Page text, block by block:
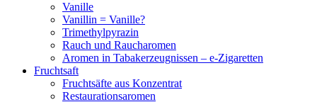
Vanille
Vanillin = Vanille?
Trimethylpyrazin
Rauch und Raucharomen
Aromen in Tabakerzeugnissen – e-Zigaretten
Fruchtsaft
Fruchtsäfte aus Konzentrat
Restaurationsaromen